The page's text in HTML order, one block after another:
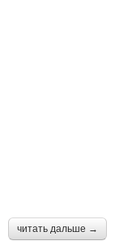
читать дальше →